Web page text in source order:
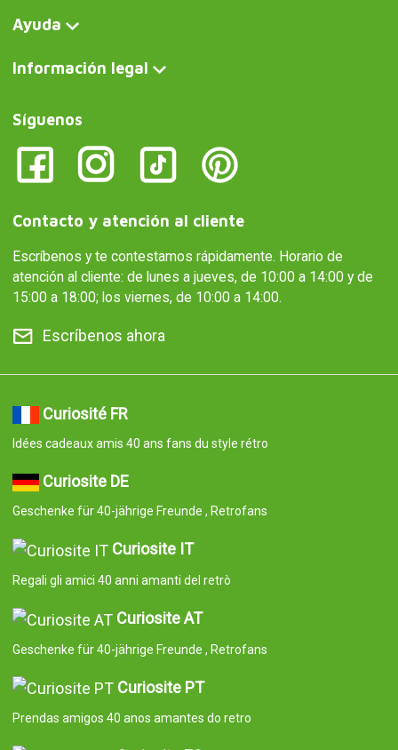
Ayuda
Información legal
Síguenos
Contacto y atención al cliente
Escríbenos y te contestamos rápidamente. Horario de
atención al cliente: de lunes a jueves, de 10:00 a 14:00 y de
15:00 a 18:00; los viernes, de 10:00 a 14:00.
Escríbenos ahora
Curiosité FR
Idées cadeaux amis 40 ans fans du style rétro
Curiosite DE
Geschenke für 40-jährige Freunde , Retrofans
Curiosite IT
Regali gli amici 40 anni amanti del retrò
Curiosite AT
Geschenke für 40-jährige Freunde , Retrofans
Curiosite PT
Prendas amigos 40 anos amantes do retro